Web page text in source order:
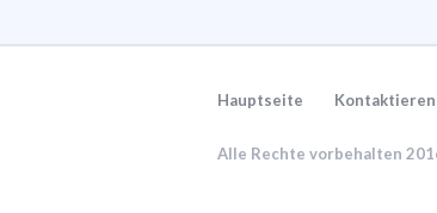
Hauptseite Kontaktieren
Alle Rechte vorbehalten